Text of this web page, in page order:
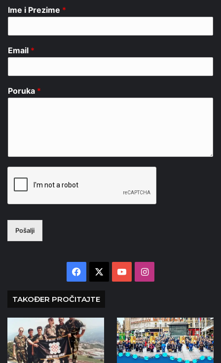
Ime i Prezime *
Email *
Poruka *
Pošalji
Facebook YouTubeInstagram
TAKOĐER PROČITAJTE